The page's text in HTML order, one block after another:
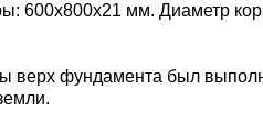
600х800х21 мм. Диаметр
верх фундамента был